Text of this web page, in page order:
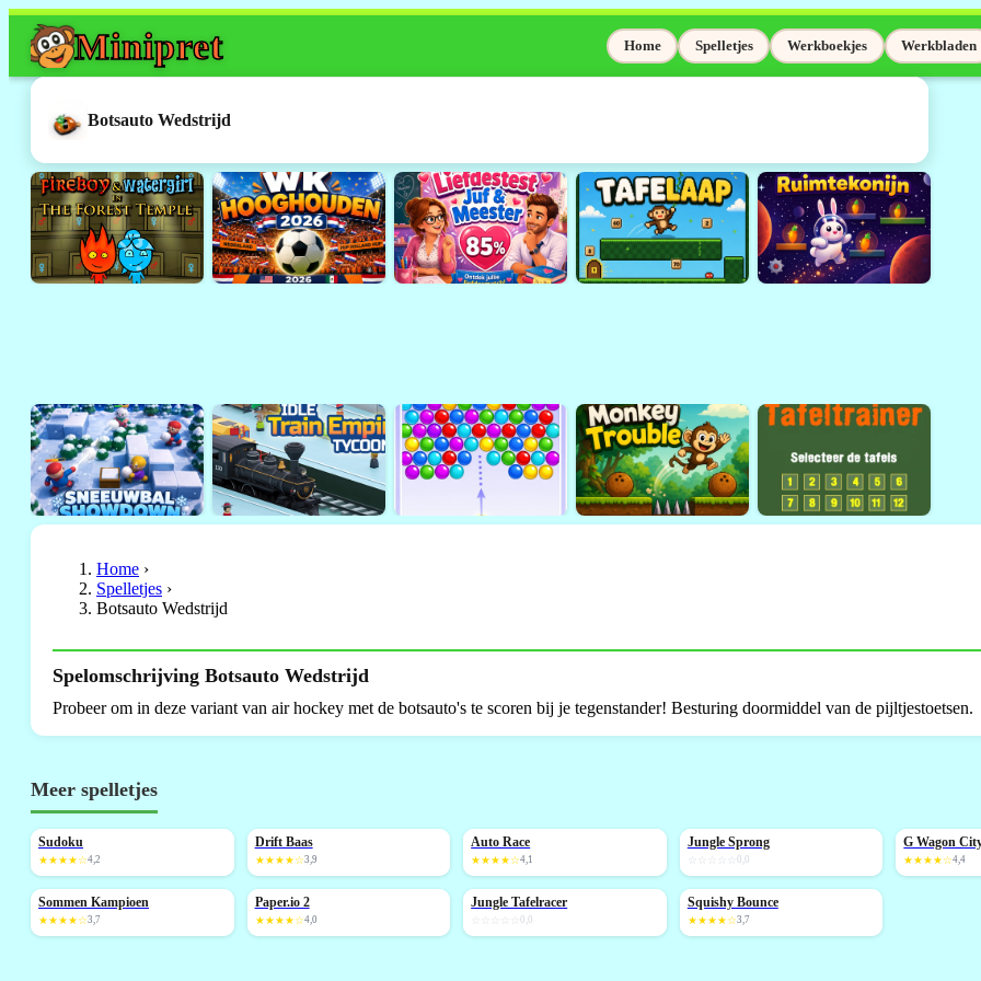
Minipret Home Spelletjes Werkboekjes Werkbladen
Dit spel werkt helaas niet meer
Botsauto Wedstrijd
Home ›
Spelletjes ›
Botsauto Wedstrijd
Spelomschrijving Botsauto Wedstrijd
Probeer om in deze variant van air hockey met de botsauto's te scoren bij je tegenstander! Besturing doormiddel van de pijltjestoetsen.
Meer spelletjes
NIEUW
Sudoku
★★★★☆4,2
Drift Baas
★★★★☆3,9
NIEUW
Auto Race
★★★★☆4,1
NIEUW
Jungle Sprong
0,0
NIEUW
G Wagon
★★★★☆4,4
NIEUW
Sommen Kampioen
★★★★☆3,7
Paper.io 2
★★★★☆4,0
NIEUW
Jungle Tafelracer
☆☆☆☆☆0,0
NIEUW
Squishy Bounce
★★★★☆3,7